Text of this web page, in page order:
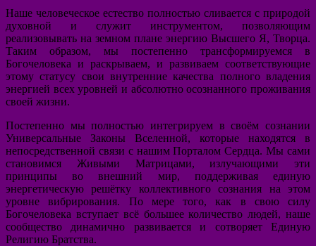
Наше человеческое естество полностью сливается с природой
духовной и служит инструментом, позволяющим
реализовывать на земном плане энергию Высшего Я, Творца.
Таким образом, мы постепенно трансформируемся в
Богочеловека и раскрываем, и развиваем соответствующие
этому статусу свои внутренние качества полного владения
энергией всех уровней и абсолютно осознанного проживания
своей жизни.
Постепенно мы полностью интегрируем в своём сознании
Универсальные Законы Вселенной, которые находятся в
непосредственной связи с нашим Порталом Сердца. Мы сами
становимся Живыми Матрицами, излучающими эти
принципы во внешний мир, поддерживая единую
энергетическую решётку коллективного сознания на этом
уровне вибрирования. По мере того, как в свою силу
Богочеловека вступает всё большее количество людей, наше
сообщество динамично развивается и сотворяет Единую
Религию Братства.